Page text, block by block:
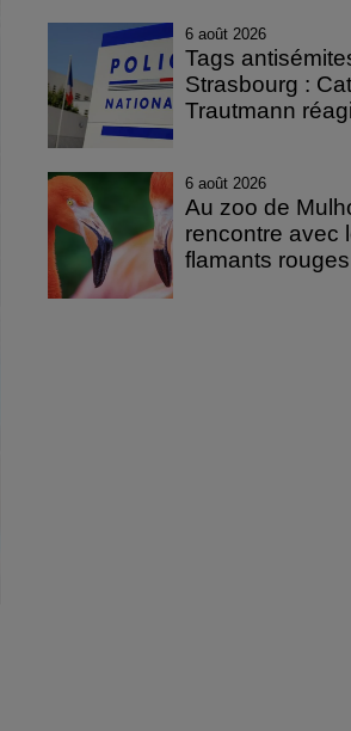
6 août 2026
Tags
Strasbourg :
Trautmann
6 août 2026
Au zoo de
rencontre avec
flamants rouges